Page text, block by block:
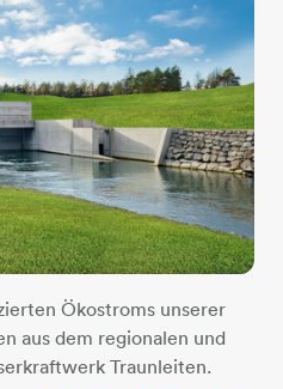
Ökostroms unserer
aus dem regionalen und
Traunleiten.